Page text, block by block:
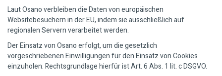
Laut Osano verbleiben die Daten von europäischen
Websitebesuchern in der EU, indem sie ausschließlich auf
regionalen Servern verarbeitet werden.
Der Einsatz von Osano erfolgt, um die gesetzlich
vorgeschriebenen Einwilligungen für den Einsatz von Cookies
einzuholen. Rechtsgrundlage hierfür ist Art. 6 Abs. 1 lit. c DSGVO.